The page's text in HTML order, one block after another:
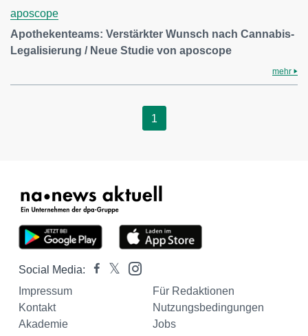
aposcope
Apothekenteams: Verstärkter Wunsch nach Cannabis-
Legalisierung / Neue Studie von aposcope
mehr
1
Social Media:
Impressum
Für Redaktionen
Kontakt
Nutzungsbedingungen
Akademie
Jobs